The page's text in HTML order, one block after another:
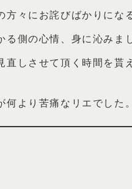
々にお詫びばかりにな
る側の心情、身に沁みま
直しさせて頂く時間を貰
より苦痛なリエでした。